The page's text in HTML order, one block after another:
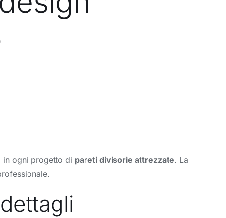
in ogni progetto di pareti divisorie attrezzate. La